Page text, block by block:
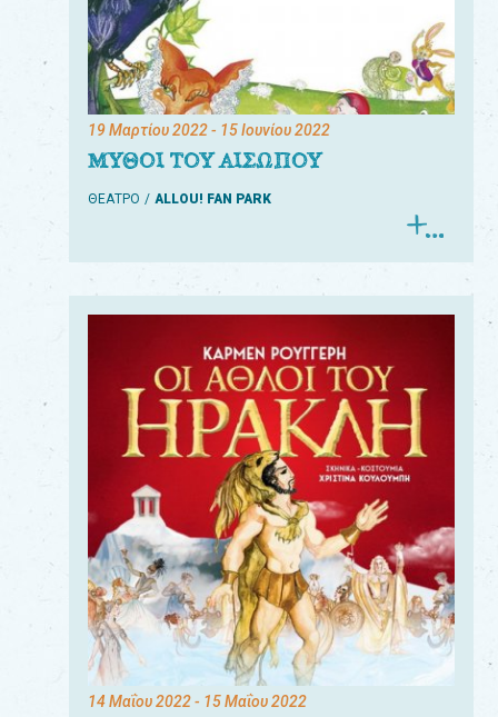
19 Μαρτίου 2022- 15 Ιουνίου 2022
ΜΥΘΟΙ ΤΟΥ ΑΙΣΩΠΟΥ
ΘΕΑΤΡΟ ALLOU! FAN PARK
14 Μαΐου 2022- 15 Μαΐου 2022